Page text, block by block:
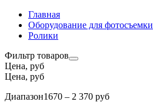
Главная
Оборудование для фотосъемки
Ролики
Фильтр товаров
Цена, руб
Цена, руб
Диапазон1670 – 2 370 руб